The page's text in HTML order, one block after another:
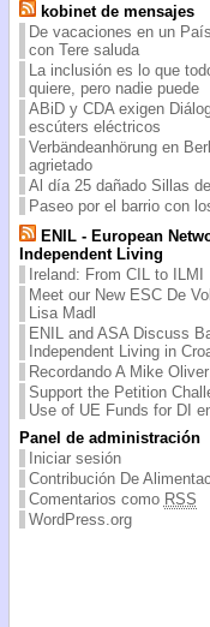
kobinet de mensajes
De vacaciones en un
con Tere saluda
La inclusión es lo que
quiere, pero nadie puede
ABiD y CDA exigen
escúters eléctricos
Verbändeanhörung en
agrietado
Al día 25 dañado Sillas
Paseo por el barrio con
ENIL - European
Independent Living
Ireland: From CIL to ILMI
Meet our New ESC De
Lisa Madl
ENIL and ASA Discuss
Independent Living in
Recordando A Mike Oliver
Support the Petition
Use of UE Funds for DI
Panel de administración
Iniciar sesión
Contribución De
Comentarios como RSS
WordPress.org